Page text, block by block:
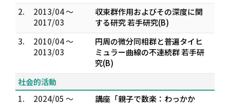
2.
2013/04 ～
2017/03
収束群作用およびその深度に関
する研究 若手研究(B)
3.
2010/04 ～
2013/03
円周の微分同相群と普遍タイヒ
ミュラー曲線の不連続群 若手研
究(B)
社会的活動
1.
2024/05 ～
講座「親子で数楽：わっかか